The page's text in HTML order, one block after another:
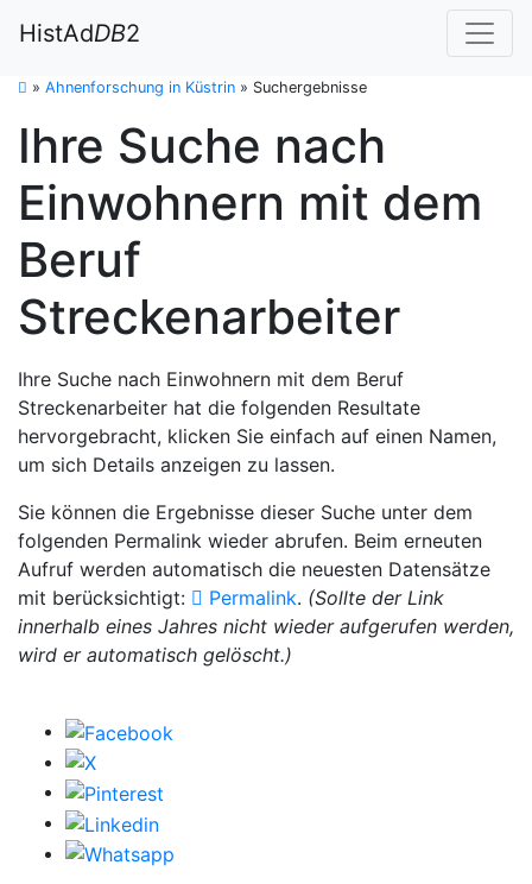
HistAdDB2
» Ahnenforschung in Küstrin » Suchergebnisse
Ihre Suche nach
Einwohnern mit dem
Beruf
Streckenarbeiter
Ihre Suche nach Einwohnern mit dem Beruf
Streckenarbeiter hat die folgenden Resultate
hervorgebracht, klicken Sie einfach auf einen Namen,
um sich Details anzeigen zu lassen.
Sie können die Ergebnisse dieser Suche unter dem
folgenden Permalink wieder abrufen. Beim erneuten
Aufruf werden automatisch die neuesten Datensätze
mit berücksichtigt:
Permalink. (Sollte der Link
innerhalb eines Jahres nicht wieder aufgerufen werden,
wird er automatisch gelöscht.)